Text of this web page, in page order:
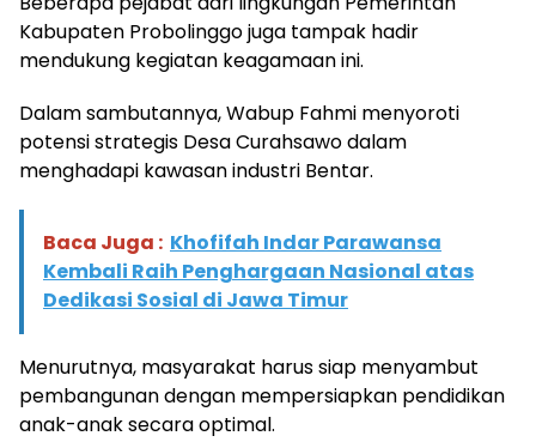
Kabupaten Probolinggo juga tampak hadir
mendukung kegiatan keagamaan ini.
Dalam sambutannya, Wabup Fahmi menyoroti
potensi strategis Desa Curahsawo dalam
menghadapi kawasan industri Bentar.
Baca Juga : Khofifah Indar Parawansa
Kembali Raih Penghargaan Nasional atas
Dedikasi Sosial di Jawa Timur
Menurutnya, masyarakat harus siap menyambut
pembangunan dengan mempersiapkan pendidikan
anak-anak secara optimal.